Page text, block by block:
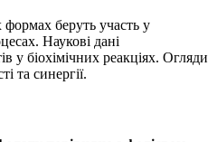
беруть участь у
Наукові дані
у біохімічних реакціях. Огляди
та синергії.